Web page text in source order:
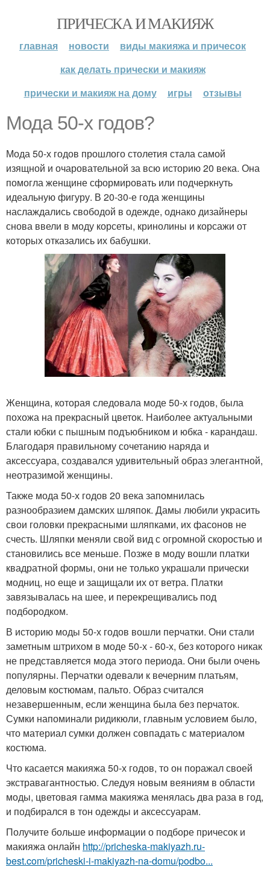
ПРИЧЕСКА И МАКИЯЖ
главная новости
виды макияжа и причесок
как делать прически и макияж
прически и макияж на дому
игры отзывы
Мода 50-х годов?
Мода 50-х годов прошлого столетия стала самой
изящной и очаровательной за всю историю 20 века. Она
помогла женщине сформировать или подчеркнуть
идеальную фигуру. В 20-30-е года женщины
наслаждались свободой в одежде, однако дизайнеры
снова ввели в моду корсеты, кринолины и корсажи от
которых отказались их бабушки.
Женщина, которая следовала моде 50-х годов, была
похожа на прекрасный цветок. Наиболее актуальными
стали юбки с пышным подъюбником и юбка - карандаш.
Благодаря правильному сочетанию наряда и
аксессуара, создавался удивительный образ элегантной,
неотразимой женщины.
Также мода 50-х годов 20 века запомнилась
разнообразием дамских шляпок. Дамы любили украсить
свои головки прекрасными шляпками, их фасонов не
счесть. Шляпки меняли свой вид с огромной скоростью и
становились все меньше. Позже в моду вошли платки
квадратной формы, они не только украшали прически
модниц, но еще и защищали их от ветра. Платки
завязывалась на шее, и перекрещивались под
подбородком.
В историю моды 50-х годов вошли перчатки. Они стали
заметным штрихом в моде 50-х - 60-х, без которого никак
не представляется мода этого периода. Они были очень
популярны. Перчатки одевали к вечерним платьям,
деловым костюмам, пальто. Образ считался
незавершенным, если женщина была без перчаток.
Сумки напоминали ридикюли, главным условием было,
что материал сумки должен совпадать с материалом
костюма.
Что касается макияжа 50-х годов, то он поражал своей
экстравагантностью. Следуя новым веяниям в области
моды, цветовая гамма макияжа менялась два раза в год,
и подбирался в тон одежды и аксессуарам.
Получите больше информации о подборе причесок и
макияжа онлайн http://pricheska-makiyazh.ru-
best.com/pricheski-i-makiyazh-na-domu/podbo...